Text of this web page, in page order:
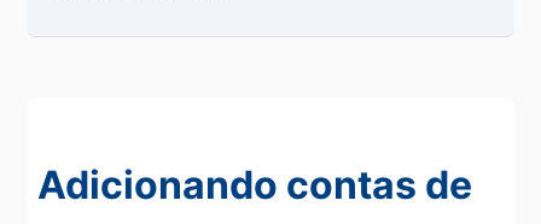
Adicionando contas de